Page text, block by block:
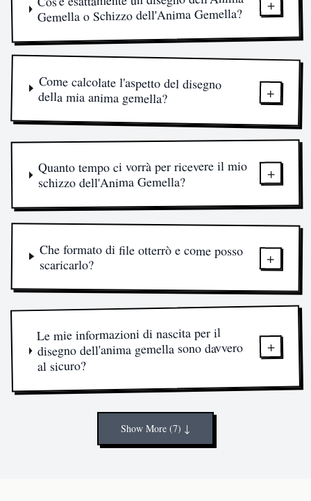
Gemella o Schizzo dell'Anima Gemella?
+
Come calcolate l'aspetto del disegno
della mia anima gemella? +
Quanto tempo ci vorrà per ricevere il mio
schizzo dell'Anima Gemella? +
Che formato di file otterrò e come posso
scaricarlo? +
Le mie informazioni di nascita per il
disegno dell'anima gemella sono davvero
al sicuro?
+
Show More (7) ↓